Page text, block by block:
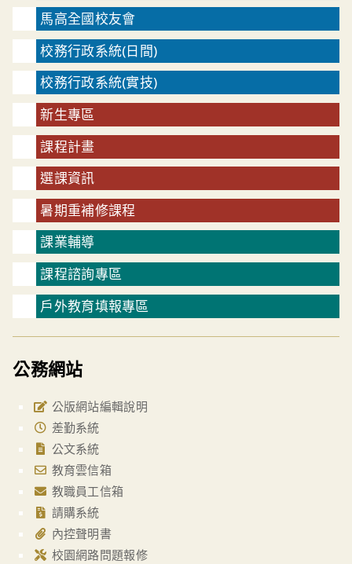
馬高全國校友會
校務行政系統(日間)
校務行政系統(實技)
新生專區
課程計畫
選課資訊
暑期重補修課程
課業輔導
課程諮詢專區
戶外教育填報專區
公務網站
公版網站編輯說明
差勤系統
公文系統
教育雲信箱
教職員工信箱
請購系統
內控聲明書
校園網路問題報修